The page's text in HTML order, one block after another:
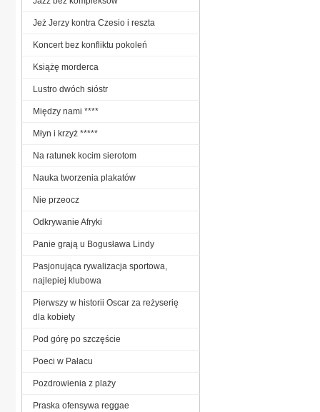
Jeż Jerzy kontra Czesio i reszta
Koncert bez konfliktu pokoleń
Książę morderca
Lustro dwóch sióstr
Między nami ****
Młyn i krzyż *****
Na ratunek kocim sierotom
Nauka tworzenia plakatów
Nie przeocz
Odkrywanie Afryki
Panie grają u Bogusława Lindy
Pasjonująca rywalizacja sportowa,
najlepiej klubowa
Pierwszy w historii Oscar za reżyserię
dla kobiety
Pod górę po szczęście
Poeci w Pałacu
Pozdrowienia z plaży
Praska ofensywa reggae